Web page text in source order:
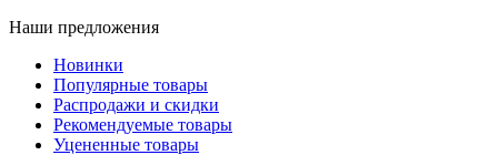
Наши предложения
Новинки
Популярные товары
Распродажи и скидки
Рекомендуемые товары
Уцененные товары